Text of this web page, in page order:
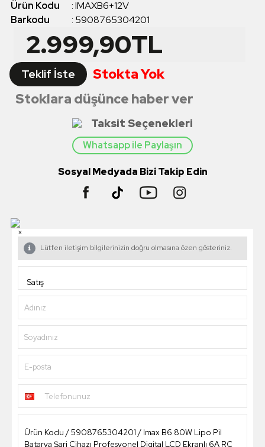
Ürün Kodu :IMAXB6+12V
Barkodu
: 5908765304201
2.999,90TL
Teklif İste
Stokta Yok
Stoklara düşünce haber ver
Taksit Seçenekleri
Whatsapp ile Paylaşın
Sosyal Medyada Bizi Takip Edin
×
Lütfen iletişim bilgilerinizin doğru olmasına özen gösteriniz.
Adınız
Soyadınız
E-posta
Telefonunuz